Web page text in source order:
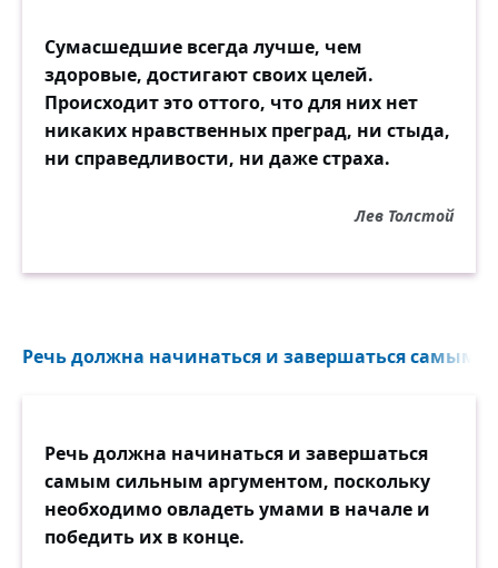
Сумасшедшие всегда лучше, чем
здоровые, достигают своих целей.
Происходит это оттого, что для них нет
никаких нравственных преград, ни стыда,
ни справедливости, ни даже страха.
Лев Толстой
Речь должна начинаться и завершаться самым
Речь должна начинаться и завершаться
самым сильным аргументом, поскольку
необходимо овладеть умами в начале и
победить их в конце.